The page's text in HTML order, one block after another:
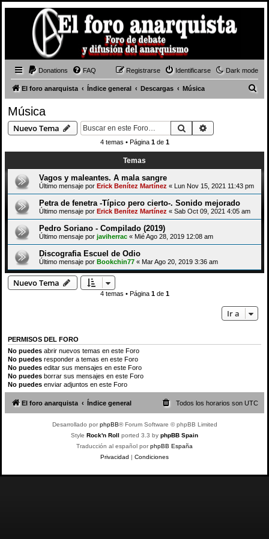
Dark mode
Donations FAQ Identificarse
Registrarse
El foro anarquista Índice general Descargas Música
Música
Nuevo Tema Buscar
4 temas • Página 1de 1
Temas
Vagos y maleantes. A mala sangre
Último mensaje por Erick Benítez Martínez « Lun Nov 15, 2021 11:43 pm
Petra de fenetra -Típico pero cierto-. Sonido mejorado
Último mensaje por Erick Benítez Martínez « Sab Oct 09, 2021 4:05 am
Pedro Soriano - Compilado (2019)
Último mensaje por javiherrac « Mié Ago 28, 2019 12:08 am
Discografia Escuel de Odio
Último mensaje por Bookchin77 « Mar Ago 20, 2019 3:36 am
Nuevo Tema
4 temas • Página 1de 1
Ir a
PERMISOS DEL FORO
No puedes abrir nuevos temas en este Foro
No puedes responder a temas en este Foro
No puedes editar sus mensajes en este Foro
No puedes borrar sus mensajes en este Foro
No puedes enviar adjuntos en este Foro
El foro anarquista Índice general Todos los horarios son UTC
Desarrollado porphpBB® Forum Software © phpBB Limited
Style Rock'n Roll ported 3.3 by phpBB Spain
Traducción al español porphpBB España
Privacidad | Condiciones